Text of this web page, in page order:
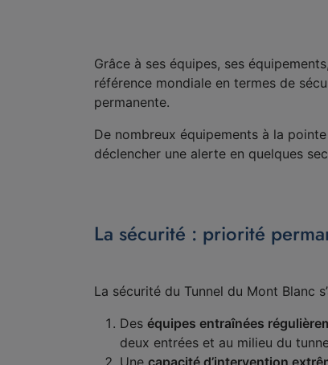
Grâce à ses équipes, ses
référence mondiale en termes de
permanente.
De nombreux équipements à la
déclencher une alerte en quelques
La sécurité : priorité
La sécurité du Tunnel du Mont Blanc
Des équipes entraînées
deux entrées et au milieu du
Une capacité d’intervention